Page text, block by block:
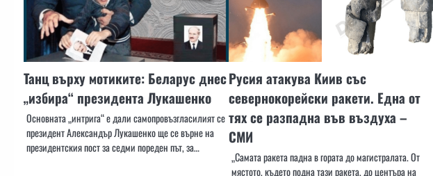
Танц върху мотиките: Беларус днес
„избира“ президента Лукашенко
Основната „интрига“ е дали самопровъзгласилият се
президент Александър Лукашенко ще се върне на
президентския пост за седми пореден път, за…
Русия атакува Киив със
севернокорейски ракети. Една от
тях се разпадна във въздуха –
СМИ
„Самата ракета падна в гората до магистралата. От
мястото, където подна тази ракета, до центъра на